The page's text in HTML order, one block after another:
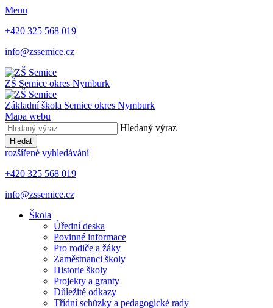
Menu
+420 325 568 019
info@zssemice.cz
ZŠ Semice okres Nymburk
Základní škola Semice okres Nymburk
Mapa webu
Hledaný výraz
Hledat
rozšířené vyhledávání
+420 325 568 019
info@zssemice.cz
Škola
Úřední deska
Povinné informace
Pro rodiče a žáky
Zaměstnanci školy
Historie školy
Projekty a granty
Důležité odkazy
Třídní schůzky a pedagogické rady